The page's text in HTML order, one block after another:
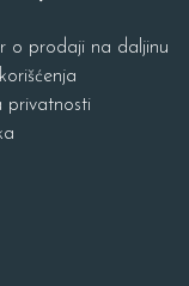
o prodaji na daljinu
privatnosti